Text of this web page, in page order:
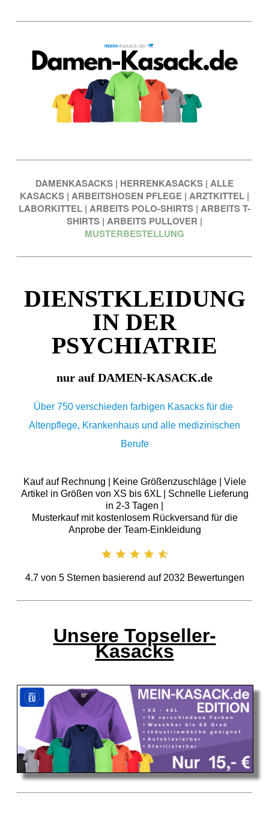
DAMENKASACKS | HERRENKASACKS | ALLE
KASACKS | ARBEITSHOSEN PFLEGE | ARZTKITTEL |
LABORKITTEL | ARBEITS POLO-SHIRTS | ARBEITS T-
SHIRTS | ARBEITS PULLOVER |
MUSTERBESTELLUNG
DIENSTKLEIDUNG
IN DER
PSYCHIATRIE
nur auf DAMEN-KASACK.de
Über 750 verschieden farbigen Kasacks für die
Altenpflege, Krankenhaus und alle medizinischen
Berufe
Kauf auf Rechnung | Keine Größenzuschläge | Viele
Artikel in Größen von XS bis 6XL | Schnelle Lieferung
in 2-3 Tagen |
Musterkauf mit kostenlosem Rückversand für die
Anprobe der Team-Einkleidung
4.7von 5Sternen basierend auf 2032 Bewertungen
Unsere Topseller-
Kasacks